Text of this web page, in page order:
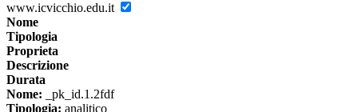
www.icvicchio.edu.it
Nome
Tipologia
Proprieta
Descrizione
Durata
Nome: _pk_id.1.2fdf
Tipologia: analitico